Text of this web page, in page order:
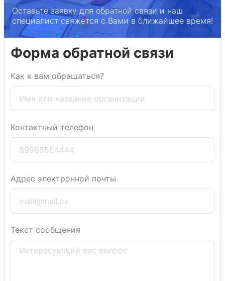
Оставьте заявку для обратной связи и наш
специалист свяжется с Вами в ближайшее время!
Форма обратной связи
Как к вам обращаться?
Контактный телефон
Адрес электронной почты
Текст сообщения